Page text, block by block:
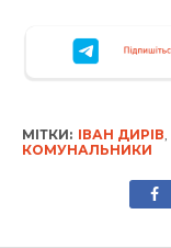
МІТКИ: ІВАН ДИРІВ,
КОМУНАЛЬНИКИ